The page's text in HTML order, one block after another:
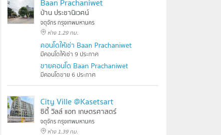
บ้าน ประชานิเวศน์
จตุจักร กรุงเทพมหานคร
ห่าง 1.29 กม.
คอนโดให้เช่า Baan Prachaniwet
มีคอนโดให้เช่า 9 ประกาศ
ขายคอนโด Baan Prachaniwet
มีคอนโดขาย 6 ประกาศ
City Ville @Kasetsart
ซิตี้ วิลล์ แอท เกษตรศาสตร์
จตุจักร กรุงเทพมหานคร
ห่าง 1.39 กม.